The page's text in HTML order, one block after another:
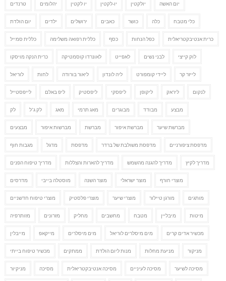
טרנדים יהלומים יו לקטין יו-לקטין יולקטין יום האשה
יום הולדת ילדים ירושלים כאבים כושר כלה כלי מטבח
כללית סמייל כללית רפואה משלימה כסף כפל הנחות כרית אנטיבקטריאלית
כרית הנקה מויסקו לאונרדו קוסמטיקה לאפייט לבני נשים לוק קייצי
לוריאל לחות ליאור בורודה ליה לונדון ליידי קומפורט לייזר קר
לייפסטייל ליפ באלם ליפסטיק ליפסקי ליקופן ליראק לנקום
לק לק ג'ל מאג מאג תרמי מבוגרים מבודד מבצע
מבצעים מברשות איפור מברשת מברשת איפור מברשת שיער
מגבות חוף מדגל מדפסת מדפסת משולבת של ברדר מדפסת ציפורניים
מדריך טיפוח הפנים מדריך להארות והצללות מדריך להגנה מהשמש מדריך לקיץ
מדרסים מוסטלה בייבי מוצר השנה מוצר ישראלי מוצרי חורף
מוצרי טיפוח חדשניים מוצרי פלסטיק מוצרי שיער מורגן טיילור מותגים
מזותרפיה מזרונים מחליק מחשבים מטבח מיבליין מיטות
מייבלין מייקאפ מים מיסלרים מים מיסלרים לוריאל מכשיר אדים קרים
מכשיר טיפוח בייתי ממתקים מנות ליום הולדת מניעת מחלות מניקור
מניקיור מסיכה מסיכה אנטיבקטריאלית מסיכה לעיניים מסיכה לשיער